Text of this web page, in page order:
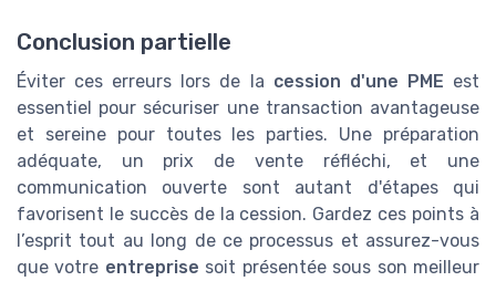
Conclusion partielle
Éviter ces erreurs lors de la cession d'une PME est
essentiel pour sécuriser une transaction avantageuse
et sereine pour toutes les parties. Une préparation
adéquate, un prix de vente réfléchi, et une
communication ouverte sont autant d'étapes qui
favorisent le succès de la cession. Gardez ces points à
l’esprit tout au long de ce processus et assurez-vous
que votre entreprise soit présentée sous son meilleur